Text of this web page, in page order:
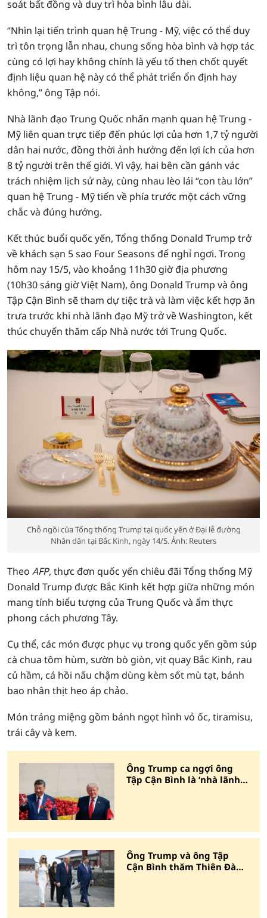
soát bất đồng và duy trì hòa bình lâu dài.
“Nhìn lại tiến trình quan hệ Trung - Mỹ, việc có thể duy
trì tôn trọng lẫn nhau, chung sống hòa bình và hợp tác
cùng có lợi hay không chính là yếu tố then chốt quyết
định liệu quan hệ này có thể phát triển ổn định hay
không,” ông Tập nói.
Nhà lãnh đạo Trung Quốc nhấn mạnh quan hệ Trung -
Mỹ liên quan trực tiếp đến phúc lợi của hơn 1,7 tỷ người
dân hai nước, đồng thời ảnh hưởng đến lợi ích của hơn
8 tỷ người trên thế giới. Vì vậy, hai bên cần gánh vác
trách nhiệm lịch sử này, cùng nhau lèo lái “con tàu lớn”
quan hệ Trung - Mỹ tiến về phía trước một cách vững
chắc và đúng hướng.
Kết thúc buổi quốc yến, Tổng thống Donald Trump trở
về khách sạn 5 sao Four Seasons để nghỉ ngơi. Trong
hôm nay 15/5, vào khoảng 11h30 giờ địa phương
(10h30 sáng giờ Việt Nam), ông Donald Trump và ông
Tập Cận Bình sẽ tham dự tiệc trà và làm việc kết hợp ăn
trưa trước khi nhà lãnh đạo Mỹ trở về Washington, kết
thúc chuyến thăm cấp Nhà nước tới Trung Quốc.
Chỗ ngồi của Tổng thống Trump tại quốc yến ở Đại lễ đường
Nhân dân tại Bắc Kinh, ngày 14/5. Ảnh: Reuters
Theo AFP, thực đơn quốc yến chiêu đãi Tổng thống Mỹ
Donald Trump được Bắc Kinh kết hợp giữa những món
mang tính biểu tượng của Trung Quốc và ẩm thực
phong cách phương Tây.
Cụ thể, các món được phục vụ trong quốc yến gồm súp
cà chua tôm hùm, sườn bò giòn, vịt quay Bắc Kinh, rau
củ hầm, cá hồi nấu chậm dùng kèm sốt mù tạt, bánh
bao nhân thịt heo áp chảo.
Món tráng miệng gồm bánh ngọt hình vỏ ốc, tiramisu,
trái cây và kem.
Ông Trump ca ngợi ông
Tập Cận Bình là ‘nhà lãnh
Ông Trump và ông Tập
Cận Bình thăm Thiên Đàn